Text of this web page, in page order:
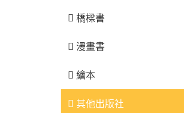
橋樑書
漫畫書
繪本
其他出版社